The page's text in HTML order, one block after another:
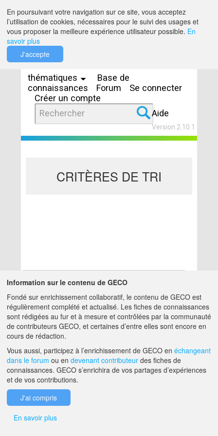
thématiques
Base de
connaissances
Forum
Se connecter
Créer un compte
Aide
Version 2.10.1
CRITÈRES DE TRI
Aucun résultat
A PROPOS DE GECO AIDE
F.A.Q. NOUS CONTACTER
En poursuivant votre navigation sur ce site, vous acceptez
l’utilisation de cookies, nécessaires pour le suivi des usages et
vous proposer la meilleure expérience utilisateur possible. En
savoir plus
J'accepte
Information sur le contenu de GECO
Fondé sur enrichissement collaboratif, le contenu de GECO est
régulièrement complété et actualisé. Les fiches de connaissances
sont rédigées au fur et à mesure et contrôlées par la communauté
de contributeurs GECO, et certaines d’entre elles sont encore en
cours de rédaction.
Vous aussi, participez à l’enrichissement de GECO en échangeant
dans le forum ou en devenant contributeur des fiches de
connaissances. GECO s’enrichira de vos partages d’expériences
et de vos contributions.
J'ai compris
En savoir plus